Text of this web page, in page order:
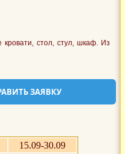
стол, стул, шкаф. Из
ЗАЯВКУ
15.09-30.09